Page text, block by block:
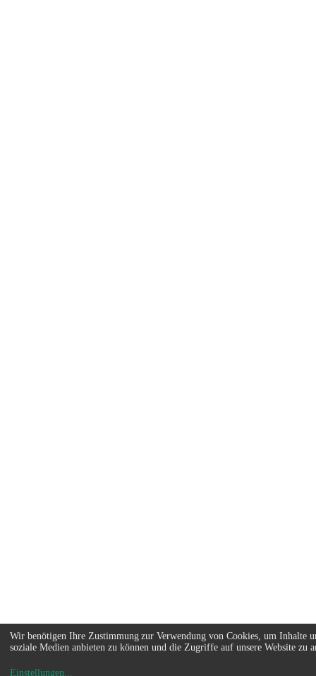
Wir benötigen Ihre Zustimmung zur Verwendung von Cookies, um Inhalte
soziale Medien anbieten zu können und die Zugriffe auf unsere Website zu
Einstellungen...